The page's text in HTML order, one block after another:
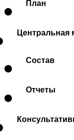
План
Центральная
Состав
Отчеты